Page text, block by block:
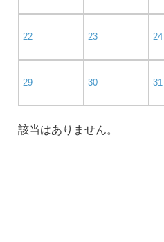
22 23 24
29 30 31
該当はありません。